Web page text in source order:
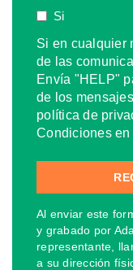
Si
Si en cualquier
de las
Envía "HELP"
de los
política de
Condiciones
Al enviar este
y grabado por
representante,
a su dirección